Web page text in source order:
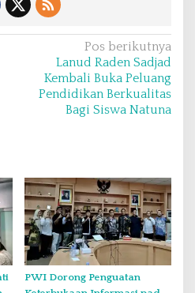
Pos berikutnya
Lanud Raden Sadjad
Kembali Buka Peluang
Pendidikan Berkualitas
Bagi Siswa Natuna
PWI Dorong Penguatan